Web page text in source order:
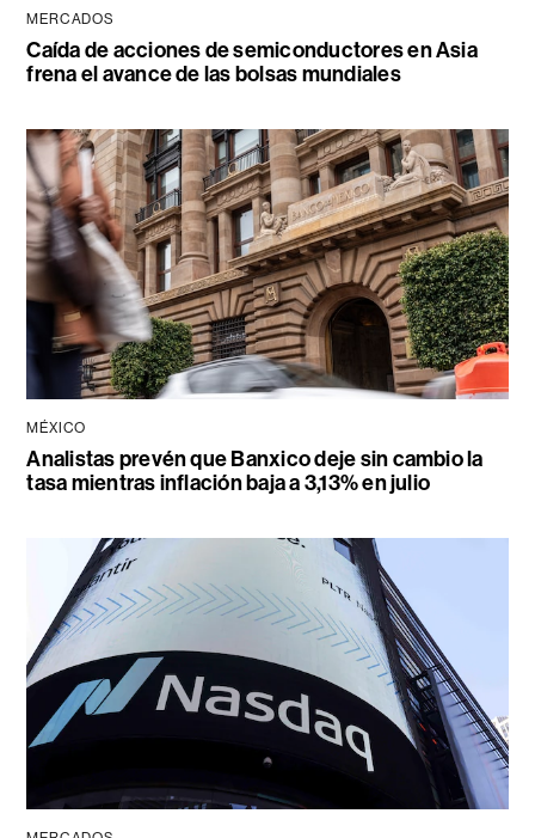
MERCADOS
Caída de acciones de semiconductores en Asia
frena el avance de las bolsas mundiales
MÉXICO
Analistas prevén que Banxico deje sin cambio la
tasa mientras inflación baja a 3,13% en julio